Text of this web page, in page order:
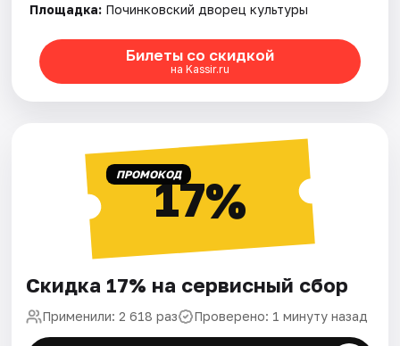
Площадка: Починковский дворец культуры
Билеты со скидкой
на Kassir.ru
ПРОМОКОД17%
Скидка 17% на сервисный сбор
Применили: 2 618 раз Проверено: 1 минуту назад